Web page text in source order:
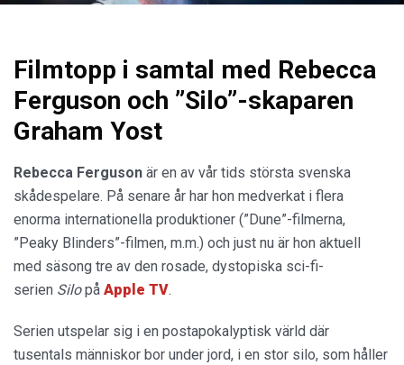
Filmtopp i samtal med Rebecca
Ferguson och ”Silo”-skaparen
Graham Yost
Rebecca Ferguson är en av vår tids största svenska
skådespelare. På senare år har hon medverkat i flera
enorma internationella produktioner (”Dune”-filmerna,
”Peaky Blinders”-filmen, m.m.) och just nu är hon aktuell
med säsong tre av den rosade, dystopiska sci-fi-
serien Silopå Apple TV.
Serien utspelar sig i en postapokalyptisk värld där
tusentals människor bor under jord, i en stor silo, som håller